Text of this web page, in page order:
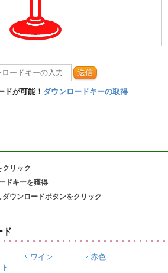
送信
ドが可能！ ダウンロードキーの取得
クリック
ドキーを獲得
ウンロードボタンをクリック
ド
ワイン
赤色